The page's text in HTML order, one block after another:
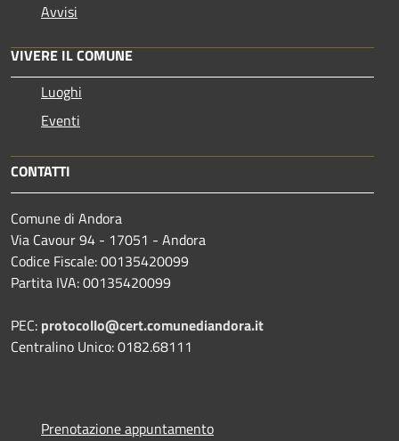
Avvisi
VIVERE IL COMUNE
Luoghi
Eventi
CONTATTI
Comune di Andora
Via Cavour 94 - 17051 - Andora
Codice Fiscale: 00135420099
Partita IVA: 00135420099
PEC: protocollo@cert.comunediandora.it
Centralino Unico: 0182.68111
Prenotazione appuntamento